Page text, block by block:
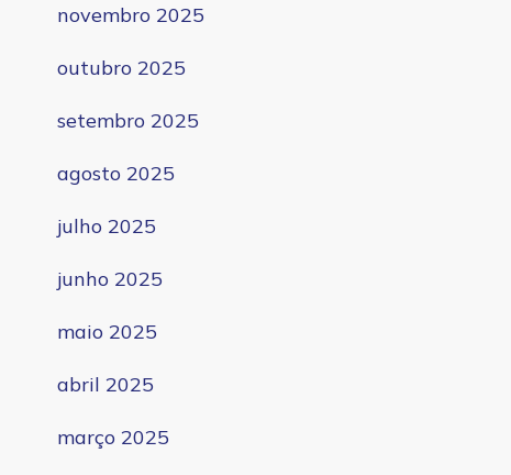
novembro 2025
outubro 2025
setembro 2025
agosto 2025
julho 2025
junho 2025
maio 2025
abril 2025
março 2025